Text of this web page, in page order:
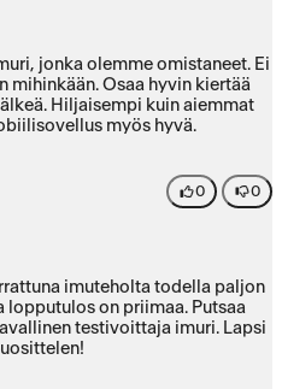
jonka olemme omistaneet. Ei
mihinkään. Osaa hyvin kiertää
Hiljaisempi kuin aiemmat
myös hyvä.
0 0
imuteholta todella paljon
on priimaa. Putsaa
testivoittaja imuri. Lapsi